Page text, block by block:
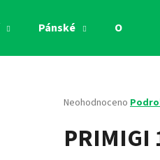
Pánské
Průměrné
produktu
je
Neohodnoceno
PRIMIGI